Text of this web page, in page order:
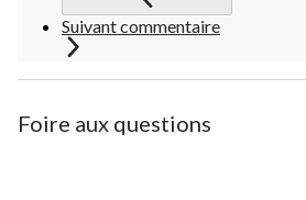
Suivant commentaire
Foire aux questions